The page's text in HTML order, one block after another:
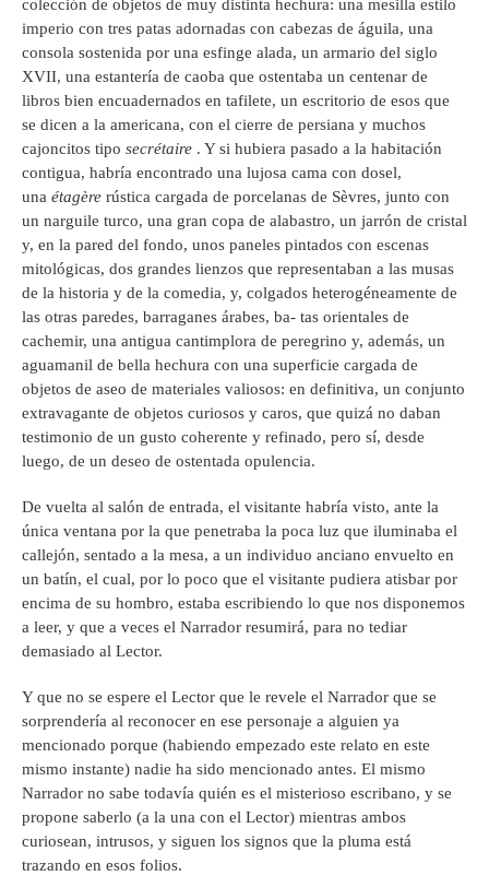
colección de objetos de muy distinta hechura: una mesilla estilo
imperio con tres patas adornadas con cabezas de águila, una
consola sostenida por una esfinge alada, un armario del siglo
XVII, una estantería de caoba que ostentaba un centenar de
libros bien encuadernados en tafilete, un escritorio de esos que
se dicen a la americana, con el cierre de persiana y muchos
cajoncitos tipo secrétaire . Y si hubiera pasado a la habitación
contigua, habría encontrado una lujosa cama con dosel,
una étagère rústica cargada de porcelanas de Sèvres, junto con
un narguile turco, una gran copa de alabastro, un jarrón de cristal
y, en la pared del fondo, unos paneles pintados con escenas
mitológicas, dos grandes lienzos que representaban a las musas
de la historia y de la comedia, y, colgados heterogéneamente de
las otras paredes, barraganes árabes, ba- tas orientales de
cachemir, una antigua cantimplora de peregrino y, además, un
aguamanil de bella hechura con una superficie cargada de
objetos de aseo de materiales valiosos: en definitiva, un conjunto
extravagante de objetos curiosos y caros, que quizá no daban
testimonio de un gusto coherente y refinado, pero sí, desde
luego, de un deseo de ostentada opulencia.
De vuelta al salón de entrada, el visitante habría visto, ante la
única ventana por la que penetraba la poca luz que iluminaba el
callejón, sentado a la mesa, a un individuo anciano envuelto en
un batín, el cual, por lo poco que el visitante pudiera atisbar por
encima de su hombro, estaba escribiendo lo que nos disponemos
a leer, y que a veces el Narrador resumirá, para no tediar
demasiado al Lector.
Y que no se espere el Lector que le revele el Narrador que se
sorprendería al reconocer en ese personaje a alguien ya
mencionado porque (habiendo empezado este relato en este
mismo instante) nadie ha sido mencionado antes. El mismo
Narrador no sabe todavía quién es el misterioso escribano, y se
propone saberlo (a la una con el Lector) mientras ambos
curiosean, intrusos, y siguen los signos que la pluma está
trazando en esos folios.